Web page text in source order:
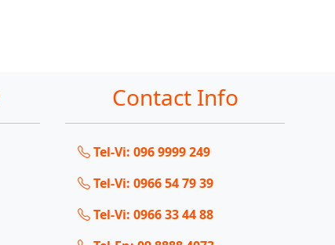
Contact Info
Tel-Vi: 096 9999 249
Tel-Vi: 0966 54 79 39
Tel-Vi: 0966 33 44 88